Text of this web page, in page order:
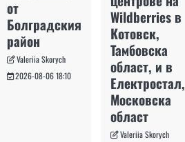
от
Болградския
район
Valeriia Skorych
2026-08-06 18:10
Wildberries в
Котовск,
Тамбовска
област, и в
Електростал,
Московска
област
Valeriia Skorych